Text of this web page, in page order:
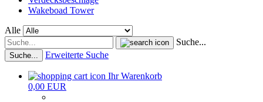
Wakeboad Tower
Alle
Suche...
Suche... Erweiterte Suche
Ihr Warenkorb
0,00 EUR